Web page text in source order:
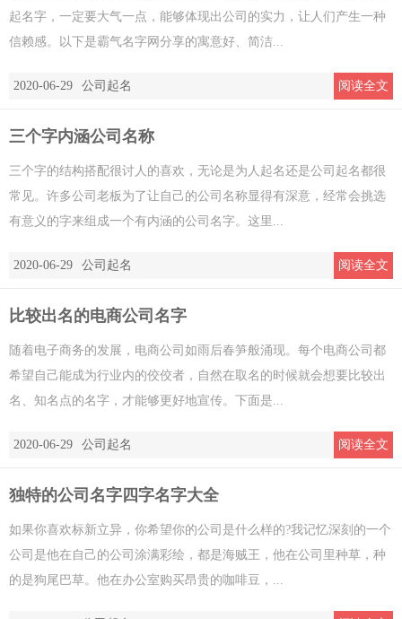
起名字，一定要大气一点，能够体现出公司的实力，让人们产生一种
信赖感。以下是霸气名字网分享的寓意好、简洁...
2020-06-29 公司起名 阅读全文
三个字内涵公司名称
三个字的结构搭配很讨人的喜欢，无论是为人起名还是公司起名都很
常见。许多公司老板为了让自己的公司名称显得有深意，经常会挑选
有意义的字来组成一个有内涵的公司名字。这里...
2020-06-29 公司起名 阅读全文
比较出名的电商公司名字
随着电子商务的发展，电商公司如雨后春笋般涌现。每个电商公司都
希望自己能成为行业内的佼佼者，自然在取名的时候就会想要比较出
名、知名点的名字，才能够更好地宣传。下面是...
2020-06-29 公司起名 阅读全文
独特的公司名字四字名字大全
如果你喜欢标新立异，你希望你的公司是什么样的?我记忆深刻的一个
公司是他在自己的公司涂满彩绘，都是海贼王，他在公司里种草，种
的是狗尾巴草。他在办公室购买昂贵的咖啡豆，...